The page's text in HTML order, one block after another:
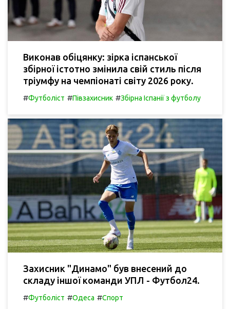
Виконав обіцянку: зірка іспанської
збірної істотно змінила свій стиль після
тріумфу на чемпіонаті світу 2026 року.
#Футболіст #Півзахисник #Збірна Іспанії з футболу
Захисник "Динамо" був внесений до
складу іншої команди УПЛ - Футбол24.
#Футболіст #Одеса #Спорт